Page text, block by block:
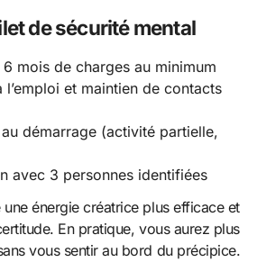
de sécurité mental
mois de charges au minimum
l’emploi et maintien de contacts
démarrage (activité partielle,
avec 3 personnes identifiées
énergie créatrice plus efficace et
En pratique, vous aurez plus
vous sentir au bord du précipice.